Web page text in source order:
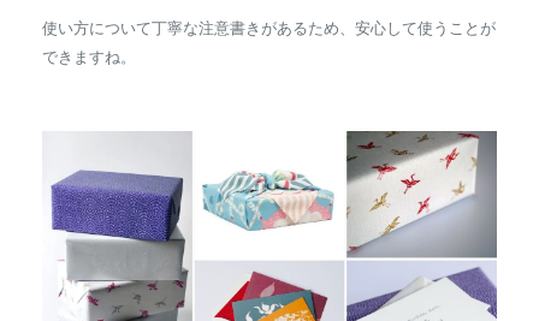
使い方について丁寧な注意書きがあるため、安心して使うことが
できますね。